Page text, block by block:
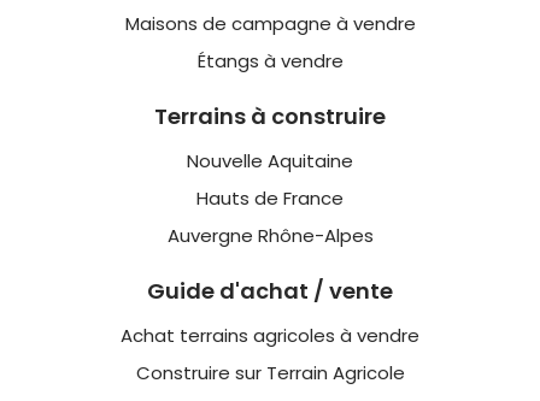
Maisons de campagne à vendre
Étangs à vendre
Terrains à construire
Nouvelle Aquitaine
Hauts de France
Auvergne Rhône-Alpes
Guide d'achat / vente
Achat terrains agricoles à vendre
Construire sur Terrain Agricole